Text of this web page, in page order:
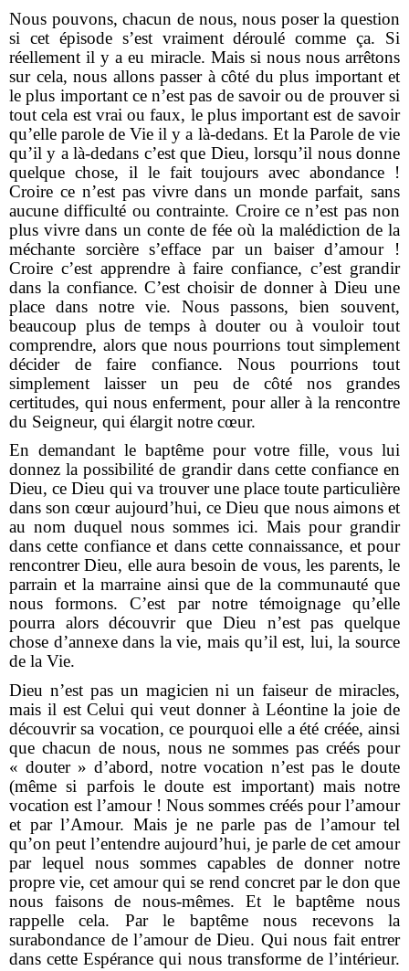
Nous pouvons, chacun de nous, nous poser la question
si cet épisode s’est vraiment déroulé comme ça. Si
réellement il y a eu miracle. Mais si nous nous arrêtons
sur cela, nous allons passer à côté du plus important et
le plus important ce n’est pas de savoir ou de prouver si
tout cela est vrai ou faux, le plus important est de savoir
qu’elle parole de Vie il y a là-dedans. Et la Parole de vie
qu’il y a là-dedans c’est que Dieu, lorsqu’il nous donne
quelque chose, il le fait toujours avec abondance !
Croire ce n’est pas vivre dans un monde parfait, sans
aucune difficulté ou contrainte. Croire ce n’est pas non
plus vivre dans un conte de fée où la malédiction de la
méchante sorcière s’efface par un baiser d’amour !
Croire c’est apprendre à faire confiance, c’est grandir
dans la confiance. C’est choisir de donner à Dieu une
place dans notre vie. Nous passons, bien souvent,
beaucoup plus de temps à douter ou à vouloir tout
comprendre, alors que nous pourrions tout simplement
décider de faire confiance. Nous pourrions tout
simplement laisser un peu de côté nos grandes
certitudes, qui nous enferment, pour aller à la rencontre
du Seigneur, qui élargit notre cœur.
En demandant le baptême pour votre fille, vous lui
donnez la possibilité de grandir dans cette confiance en
Dieu, ce Dieu qui va trouver une place toute particulière
dans son cœur aujourd’hui, ce Dieu que nous aimons et
au nom duquel nous sommes ici. Mais pour grandir
dans cette confiance et dans cette connaissance, et pour
rencontrer Dieu, elle aura besoin de vous, les parents, le
parrain et la marraine ainsi que de la communauté que
nous formons. C’est par notre témoignage qu’elle
pourra alors découvrir que Dieu n’est pas quelque
chose d’annexe dans la vie, mais qu’il est, lui, la source
de la Vie.
Dieu n’est pas un magicien ni un faiseur de miracles,
mais il est Celui qui veut donner à Léontine la joie de
découvrir sa vocation, ce pourquoi elle a été créée, ainsi
que chacun de nous, nous ne sommes pas créés pour
« douter » d’abord, notre vocation n’est pas le doute
(même si parfois le doute est important) mais notre
vocation est l’amour ! Nous sommes créés pour l’amour
et par l’Amour. Mais je ne parle pas de l’amour tel
qu’on peut l’entendre aujourd’hui, je parle de cet amour
par lequel nous sommes capables de donner notre
propre vie, cet amour qui se rend concret par le don que
nous faisons de nous-mêmes. Et le baptême nous
rappelle cela. Par le baptême nous recevons la
surabondance de l’amour de Dieu. Qui nous fait entrer
dans cette Espérance qui nous transforme de l’intérieur.